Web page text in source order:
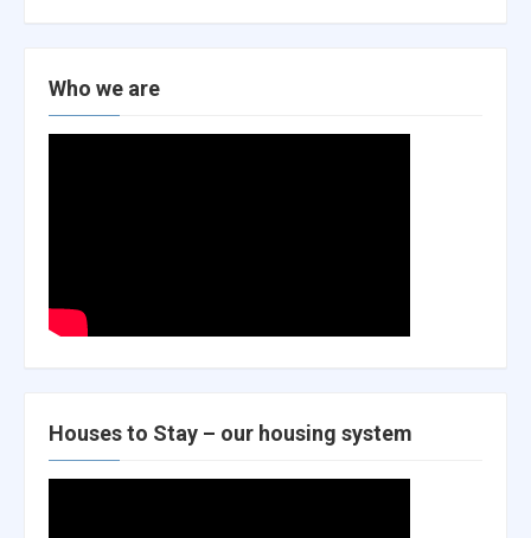
Who we are
Houses to Stay – our housing system